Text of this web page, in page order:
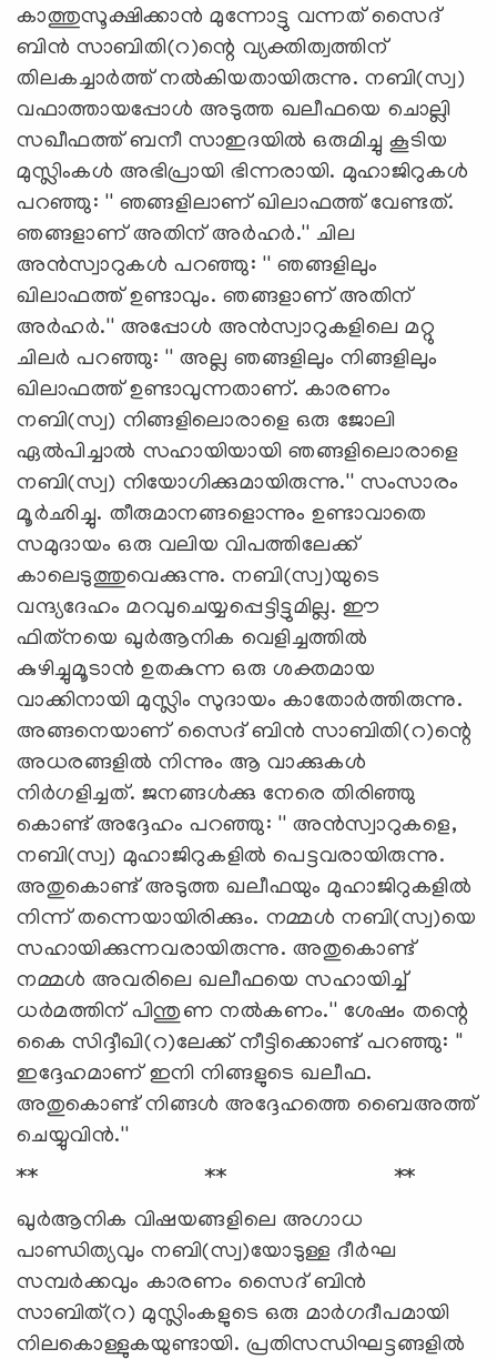
കാത്തുസൂക്ഷിക്കാന്‍ മുന്നോട്ടു വന്നത് സൈദ്
ബിന്‍ സാബിതി(റ)ന്റെ വ്യക്തിത്വത്തിന്
തിലകച്ചാര്‍ത്ത് നല്‍കിയതായിരുന്നു. നബി(സ്വ)
വഫാത്തായപ്പോള്‍ അടുത്ത ഖലീഫയെ ചൊല്ലി
സഖീഫത്ത് ബനീ സാഇദയില്‍ ഒരുമിച്ചു കൂടിയ
മുസ്ലിംകള്‍ അഭിപ്രായി ഭിന്നരായി. മുഹാജിറുകള്‍
പറഞ്ഞു: '' ഞങ്ങളിലാണ് ഖിലാഫത്ത് വേണ്ടത്.
ഞങ്ങളാണ് അതിന് അര്‍ഹര്‍.'' ചില
അന്‍സ്വാറുകള്‍ പറഞ്ഞു: '' ഞങ്ങളിലും
ഖിലാഫത്ത് ഉണ്ടാവും. ഞങ്ങളാണ് അതിന്
അര്‍ഹര്‍.'' അപ്പോള്‍ അന്‍സ്വാറുകളിലെ മറ്റു
ചിലര്‍ പറഞ്ഞു: '' അല്ല ഞങ്ങളിലും നിങ്ങളിലും
ഖിലാഫത്ത് ഉണ്ടാവുന്നതാണ്. കാരണം
നബി(സ്വ) നിങ്ങളിലൊരാളെ ഒരു ജോലി
ഏല്‍പിച്ചാല്‍ സഹായിയായി ഞങ്ങളിലൊരാളെ
നബി(സ്വ) നിയോഗിക്കുമായിരുന്നു.'' സംസാരം
മൂര്‍ഛിച്ചു. തീരുമാനങ്ങളൊന്നും ഉണ്ടാവാതെ
സമുദായം ഒരു വലിയ വിപത്തിലേക്ക്
കാലെടുത്തുവെക്കുന്നു. നബി(സ്വ)യുടെ
വന്ദ്യദേഹം മറവുചെയ്യപ്പെട്ടിട്ടുമില്ല. ഈ
ഫിത്‌നയെ ഖുര്‍ആനിക വെളിച്ചത്തില്‍
കുഴിച്ചുമൂടാന്‍ ഉതകുന്ന ഒരു ശക്തമായ
വാക്കിനായി മുസ്ലിം സുദായം കാതോര്‍ത്തിരുന്നു.
അങ്ങനെയാണ് സൈദ് ബിന്‍ സാബിതി(റ)ന്റെ
അധരങ്ങളില്‍ നിന്നും ആ വാക്കുകള്‍
നിര്‍ഗളിച്ചത്. ജനങ്ങള്‍ക്കു നേരെ തിരിഞ്ഞു
കൊണ്ട് അദ്ദേഹം പറഞ്ഞു: '' അന്‍സ്വാറുകളെ,
നബി(സ്വ) മുഹാജിറുകളില്‍ പെട്ടവരായിരുന്നു.
അതുകൊണ്ട് അടുത്ത ഖലീഫയും മുഹാജിറുകളില്‍
നിന്ന് തന്നെയായിരിക്കും. നമ്മള്‍ നബി(സ്വ)യെ
സഹായിക്കുന്നവരായിരുന്നു. അതുകൊണ്ട്
നമ്മള്‍ അവരിലെ ഖലീഫയെ സഹായിച്ച്
ധര്‍മത്തിന് പിന്തുണ നല്‍കണം.'' ശേഷം തന്റെ
കൈ സിദ്ദീഖി(റ)ലേക്ക് നീട്ടിക്കൊണ്ട് പറഞ്ഞു: ''
ഇദ്ദേഹമാണ് ഇനി നിങ്ങളുടെ ഖലീഫ.
അതുകൊണ്ട് നിങ്ങള്‍ അദ്ദേഹത്തെ ബൈഅത്ത്
ചെയ്യുവിന്‍.''
** ** **
ഖുര്‍ആനിക വിഷയങ്ങളിലെ അഗാധ
പാണ്ഡിത്യവും നബി(സ്വ)യോടുള്ള ദീര്‍ഘ
സമ്പര്‍ക്കവും കാരണം സൈദ് ബിന്‍
സാബിത്(റ) മുസ്ലിംകളുടെ ഒരു മാര്‍ഗദീപമായി
നിലകൊള്ളുകയുണ്ടായി. പ്രതിസന്ധിഘട്ടങ്ങളില്‍